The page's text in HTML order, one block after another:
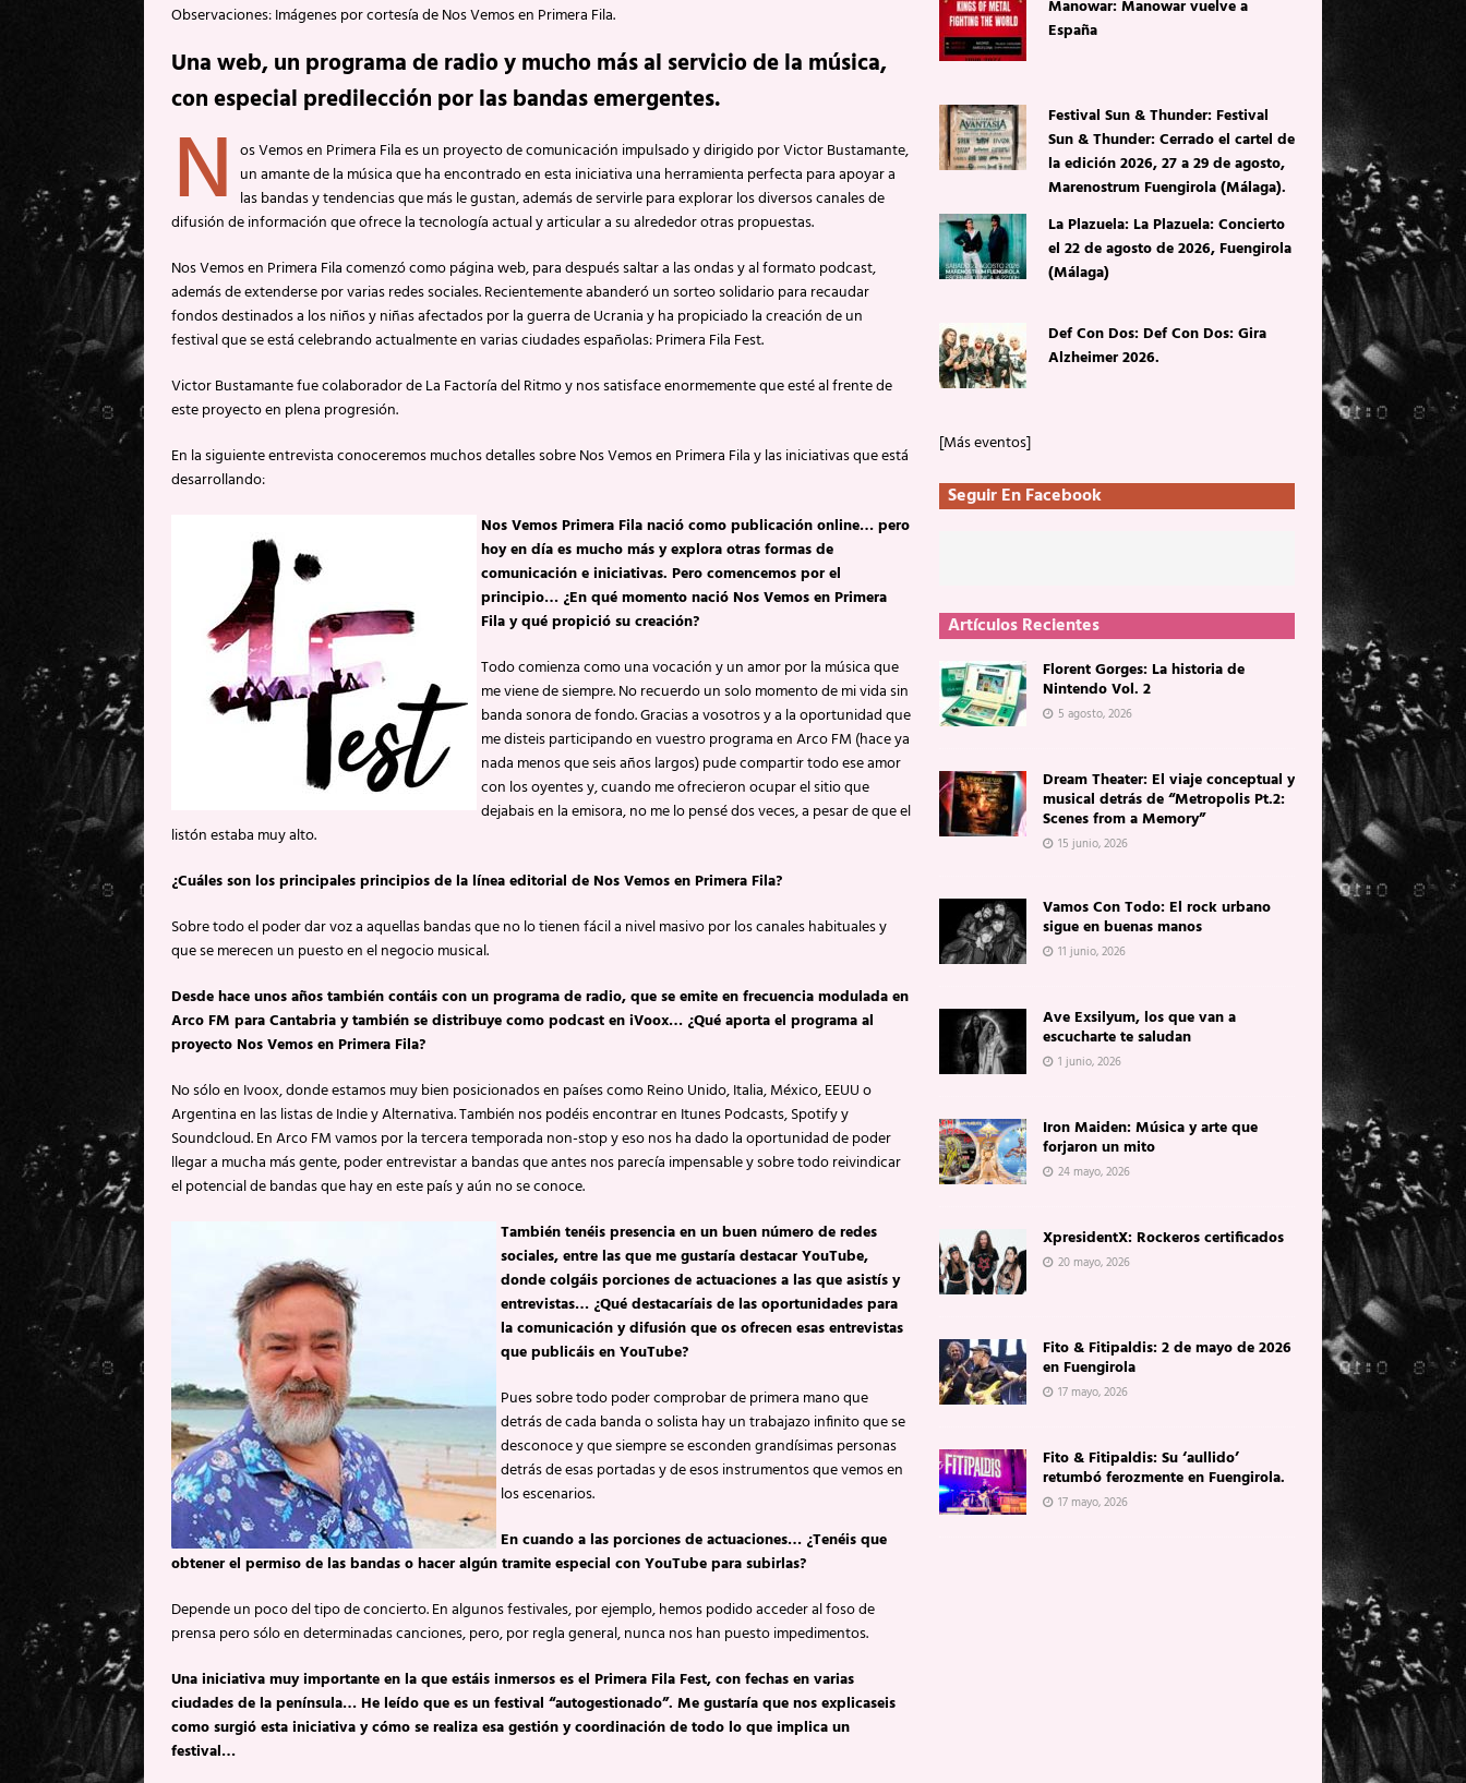
Observaciones: Imágenes por cortesía de Nos Vemos en Primera Fila.
Una web, un programa de radio y mucho más al servicio de la música,
con especial predilección por las bandas emergentes.
N os Vemos en Primera Fila es un proyecto de comunicación impulsado y dirigido por Victor Bustamante,
un amante de la música que ha encontrado en esta iniciativa una herramienta perfecta para apoyar a
las bandas y tendencias que más le gustan, además de servirle para explorar los diversos canales de
difusión de información que ofrece la tecnología actual y articular a su alrededor otras propuestas.
Nos Vemos en Primera Fila comenzó como página web, para después saltar a las ondas y al formato podcast,
además de extenderse por varias redes sociales. Recientemente abanderó un sorteo solidario para recaudar
fondos destinados a los niños y niñas afectados por la guerra de Ucrania y ha propiciado la creación de un
festival que se está celebrando actualmente en varias ciudades españolas: Primera Fila Fest.
Victor Bustamante fue colaborador de La Factoría del Ritmo y nos satisface enormemente que esté al frente de
este proyecto en plena progresión.
En la siguiente entrevista conoceremos muchos detalles sobre Nos Vemos en Primera Fila y las iniciativas que está
desarrollando:
Nos Vemos Primera Fila nació como publicación online… pero
hoy en día es mucho más y explora otras formas de
comunicación e iniciativas. Pero comencemos por el
principio… ¿En qué momento nació Nos Vemos en Primera
Fila y qué propició su creación?
Todo comienza como una vocación y un amor por la música que
me viene de siempre. No recuerdo un solo momento de mi vida sin
banda sonora de fondo. Gracias a vosotros y a la oportunidad que
me disteis participando en vuestro programa en Arco FM (hace ya
nada menos que seis años largos) pude compartir todo ese amor
con los oyentes y, cuando me ofrecieron ocupar el sitio que
dejabais en la emisora, no me lo pensé dos veces, a pesar de que el
listón estaba muy alto.
¿Cuáles son los principales principios de la línea editorial de Nos Vemos en Primera Fila?
Sobre todo el poder dar voz a aquellas bandas que no lo tienen fácil a nivel masivo por los canales habituales y
que se merecen un puesto en el negocio musical.
Desde hace unos años también contáis con un programa de radio, que se emite en frecuencia modulada en
Arco FM para Cantabria y también se distribuye como podcast en iVoox… ¿Qué aporta el programa al
proyecto Nos Vemos en Primera Fila?
No sólo en Ivoox, donde estamos muy bien posicionados en países como Reino Unido, Italia, México, EEUU o
Argentina en las listas de Indie y Alternativa. También nos podéis encontrar en Itunes Podcasts, Spotify y
Soundcloud. En Arco FM vamos por la tercera temporada non-stop y eso nos ha dado la oportunidad de poder
llegar a mucha más gente, poder entrevistar a bandas que antes nos parecía impensable y sobre todo reivindicar
el potencial de bandas que hay en este país y aún no se conoce.
También tenéis presencia en un buen número de redes
sociales, entre las que me gustaría destacar YouTube,
donde colgáis porciones de actuaciones a las que asistís y
entrevistas… ¿Qué destacaríais de las oportunidades para
la comunicación y difusión que os ofrecen esas entrevistas
que publicáis en YouTube?
Pues sobre todo poder comprobar de primera mano que
detrás de cada banda o solista hay un trabajazo infinito que se
desconoce y que siempre se esconden grandísimas personas
detrás de esas portadas y de esos instrumentos que vemos en
los escenarios.
En cuando a las porciones de actuaciones… ¿Tenéis que
obtener el permiso de las bandas o hacer algún tramite especial con YouTube para subirlas?
Depende un poco del tipo de concierto. En algunos festivales, por ejemplo, hemos podido acceder al foso de
prensa pero sólo en determinadas canciones, pero, por regla general, nunca nos han puesto impedimentos.
Una iniciativa muy importante en la que estáis inmersos es el Primera Fila Fest, con fechas en varias
ciudades de la península… He leído que es un festival “autogestionado”. Me gustaría que nos explicaseis
como surgió esta iniciativa y cómo se realiza esa gestión y coordinación de todo lo que implica un
festival…
Manowar: Manowar vuelve a
España
Festival Sun & Thunder: Festival
Sun & Thunder: Cerrado el cartel de
la edición 2026, 27 a 29 de agosto,
Marenostrum Fuengirola (Málaga).
La Plazuela: La Plazuela: Concierto
el 22 de agosto de 2026, Fuengirola
(Málaga)
Def Con Dos: Def Con Dos: Gira
Alzheimer 2026.
[Más eventos]
Seguir En Facebook
Artículos Recientes
Florent Gorges: La historia de
Nintendo Vol. 2
5 agosto, 2026
Dream Theater: El viaje conceptual y
musical detrás de “Metropolis Pt.2:
Scenes from a Memory”
15 junio, 2026
Vamos Con Todo: El rock urbano
sigue en buenas manos
11 junio, 2026
Ave Exsilyum, los que van a
escucharte te saludan
1 junio, 2026
Iron Maiden: Música y arte que
forjaron un mito
24 mayo, 2026
XpresidentX: Rockeros certificados
20 mayo, 2026
Fito & Fitipaldis: 2 de mayo de 2026
en Fuengirola
17 mayo, 2026
Fito & Fitipaldis: Su ‘aullido’
retumbó ferozmente en Fuengirola.
17 mayo, 2026